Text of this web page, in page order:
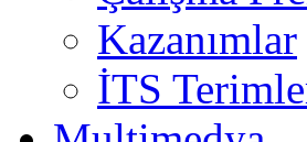
Kazanımlar
İTS